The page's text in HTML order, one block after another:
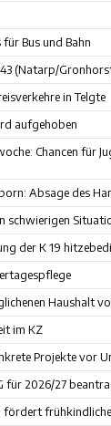
Bus und Bahn
(Natarp/
in Telgte
aufgehoben
Chancen für
Absage des
schwierigen
der K 19
Haushalt
im KZ
Projekte vor
für 2026/27
fördert